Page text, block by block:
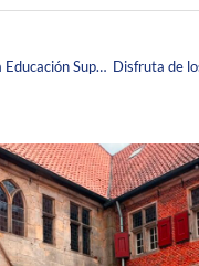
La Corpas te invita al I Congreso de Calidad de Vida y Permanencia en la Educación Superior: Retos y Transformaciones